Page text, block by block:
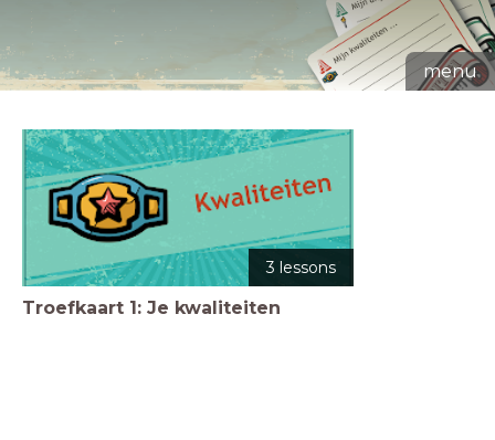
menu
3 lessons
Troefkaart 1: Je kwaliteiten